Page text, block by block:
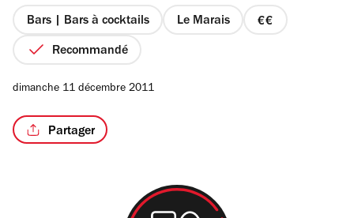
étoiles
Bars | Bars à cocktails Le Marais
prix
Recommandé
dimanche 11 décembre 2011
Partager